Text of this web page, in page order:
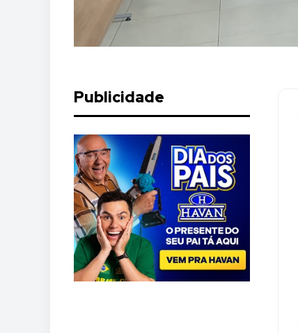
Publicidade